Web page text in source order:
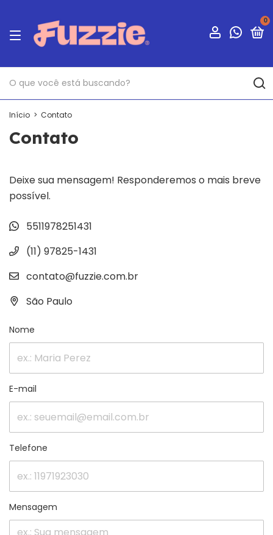
0
Início > Contato
Contato
Deixe sua mensagem! Responderemos o mais breve
possível.
5511978251431
(11) 97825-1431
contato@fuzzie.com.br
São Paulo
Nome
E-mail
Telefone
Mensagem